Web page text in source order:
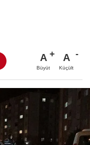
A
Büyüt
A
Küçült